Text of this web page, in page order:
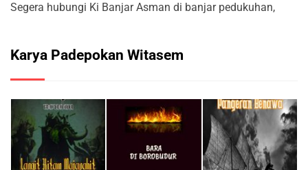
Segera hubungi Ki Banjar Asman di banjar pedukuhan,
Karya Padepokan Witasem